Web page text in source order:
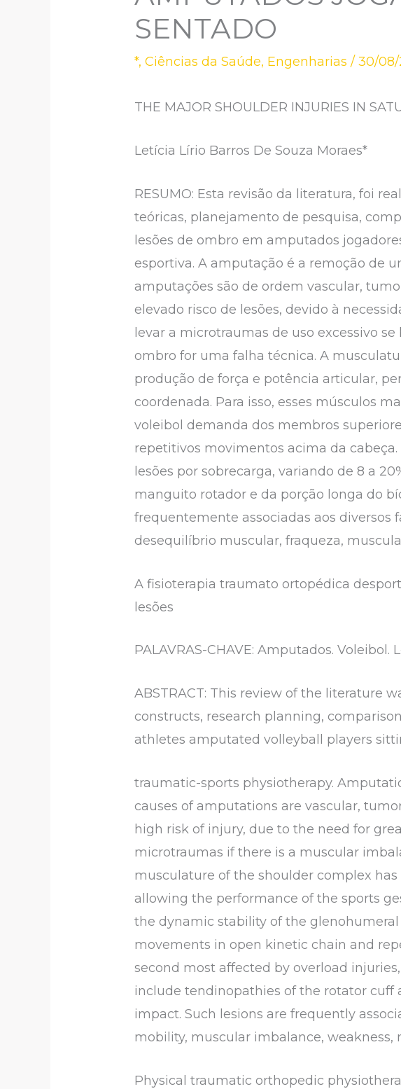
SENTADO
*,Ciências da Saúde, Engenharias /30/
THE MAJOR SHOULDER INJURIES IN
Letícia Lírio Barros De Souza Moraes*
RESUMO: Esta revisão da literatura, foi
teóricas, planejamento de pesquisa,
lesões de ombro em amputados
esportiva. A amputação é a remoção de
amputações são de ordem vascular,
elevado risco de lesões, devido à
levar a microtraumas de uso excessivo
ombro for uma falha técnica. A
produção de força e potência articular,
coordenada. Para isso, esses músculos
voleibol demanda dos membros
repetitivos movimentos acima da
lesões por sobrecarga, variando de 8 a
manguito rotador e da porção longa do
frequentemente associadas aos diversos
desequilíbrio muscular, fraqueza,
A fisioterapia traumato ortopédica
lesões
PALAVRAS-CHAVE: Amputados. Voleibol.
ABSTRACT: This review of the literature
constructs, research planning,
athletes amputated volleyball players
traumatic-sports physiotherapy.
causes of amputations are vascular,
high risk of injury, due to the need for
microtraumas if there is a muscular
musculature of the shoulder complex
allowing the performance of the sports
the dynamic stability of the
movements in open kinetic chain and
second most affected by overload
include tendinopathies of the rotator cuff
impact. Such lesions are frequently
mobility, muscular imbalance,
Physical traumatic orthopedic